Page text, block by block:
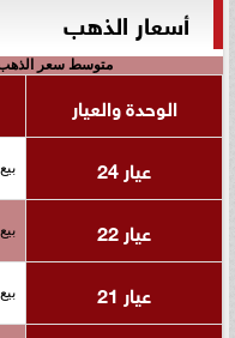
أسعار الذهب
متوسط سعر الذهب
الوحدة والعيار
عيار 24
بيع 3,629 شراء 3,686
عيار 22 بيع 3,326 شراء 3,379
عيار 21 بيع 3,175 شراء 3,225